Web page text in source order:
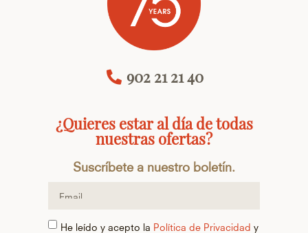
902 21 21 40
¿Quieres estar al día de todas
nuestras ofertas?
Suscríbete a nuestro boletín.
He leído y acepto la Política de Privacidad y